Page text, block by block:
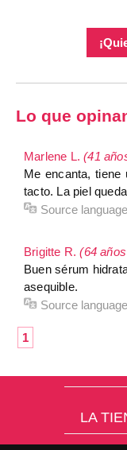
Lo que
Marlene L.(41
Me encanta,
tacto. La piel
Source
Brigitte R.(64
Buen sérum
asequible.
Source
1
LA